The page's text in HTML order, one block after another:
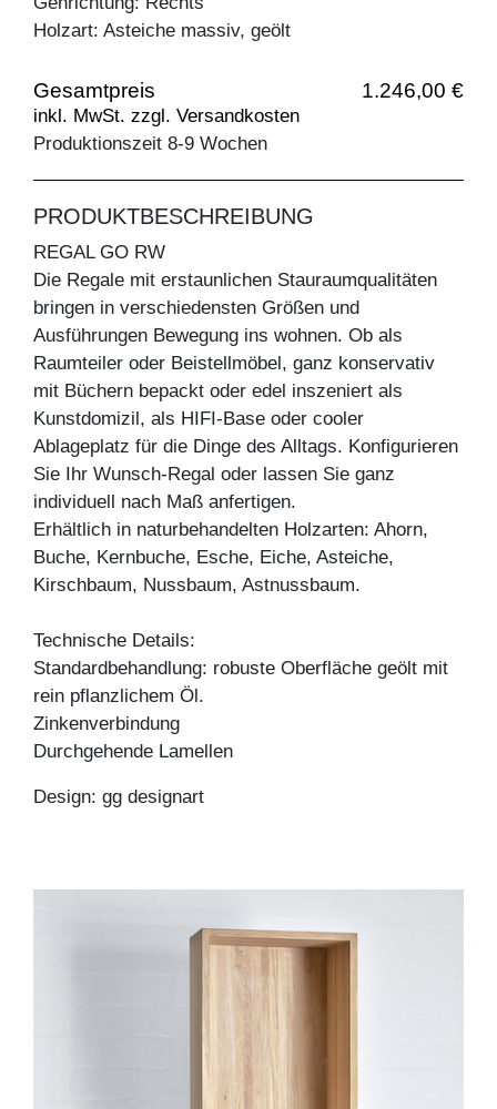
Holzart: Asteiche massiv, geölt
Gesamtpreis 1.246,00 €
inkl. MwSt. zzgl. Versandkosten
Produktionszeit 8-9 Wochen
PRODUKTBESCHREIBUNG
REGAL GO RW
Die Regale mit erstaunlichen Stauraumqualitäten
bringen in verschiedensten Größen und
Ausführungen Bewegung ins wohnen. Ob als
Raumteiler oder Beistellmöbel, ganz konservativ
mit Büchern bepackt oder edel inszeniert als
Kunstdomizil, als HIFI-Base oder cooler
Ablageplatz für die Dinge des Alltags. Konfigurieren
Sie Ihr Wunsch-Regal oder lassen Sie ganz
individuell nach Maß anfertigen.
Erhältlich in naturbehandelten Holzarten: Ahorn,
Buche, Kernbuche, Esche, Eiche, Asteiche,
Kirschbaum, Nussbaum, Astnussbaum.
Technische Details:
Standardbehandlung: robuste Oberfläche geölt mit
rein pflanzlichem Öl.
Zinkenverbindung
Durchgehende Lamellen
Design: gg designart